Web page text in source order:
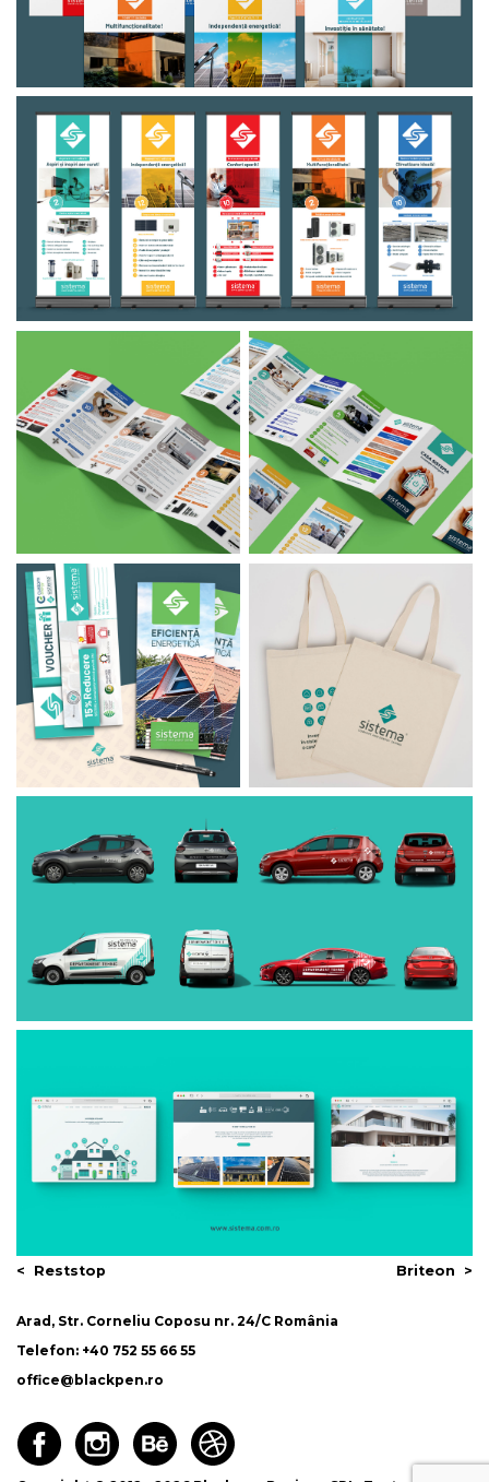
Navigare
în
articole
Reststop Briteon
Arad, Str. Corneliu Coposu nr. 24/C România
Telefon: +40 752 55 66 55
office@blackpen.ro